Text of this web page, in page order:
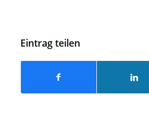
Eintrag teilen